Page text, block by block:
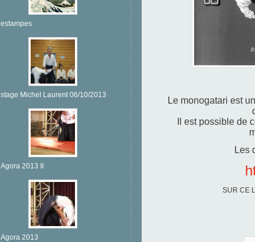
estampes
stage Michel Laurent 06/10/2013
Agora 2013 II
Agora 2013
Le monogatari est
Il est possible de
Les
SUR CE